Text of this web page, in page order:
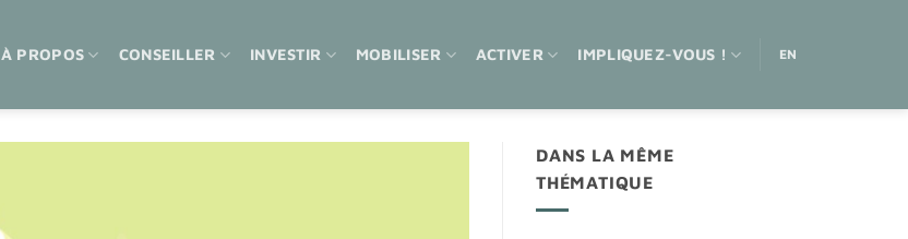
À PROPOS CONSEILLER INVESTIR MOBILISER ACTIVER IMPLIQUEZ-VOUS ! EN
DANS LA MÊME
THÉMATIQUE